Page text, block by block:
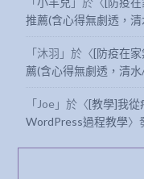
推薦(含心得無劇透，
「沐羽 」於〈[防疫在
薦(含心得無劇透，清
「Joe 」於〈[教學]我從
WordPress過程教學〉